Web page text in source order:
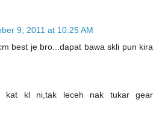
9, 2011 at 10:25 AM
best je bro...dapat bawa skli pun kira
kat kl ni,tak leceh nak tukar gear